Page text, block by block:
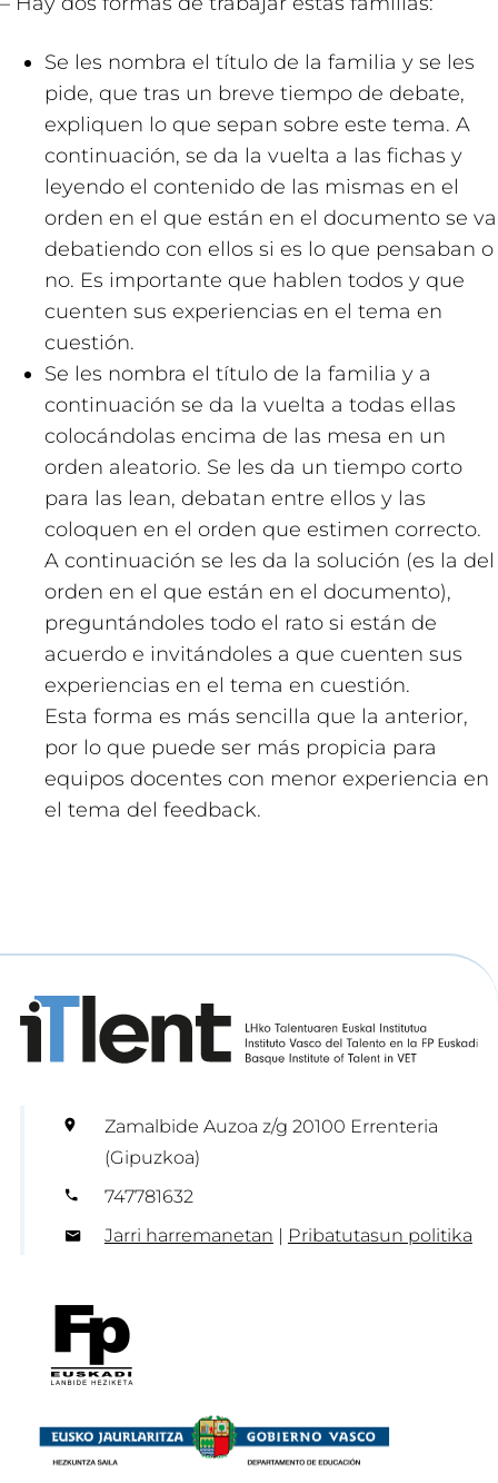
Se les nombra el título de la familia y se les
pide, que tras un breve tiempo de debate,
expliquen lo que sepan sobre este tema. A
continuación, se da la vuelta a las fichas y
leyendo el contenido de las mismas en el
orden en el que están en el documento se va
debatiendo con ellos si es lo que pensaban o
no. Es importante que hablen todos y que
cuenten sus experiencias en el tema en
cuestión.
Se les nombra el título de la familia y a
continuación se da la vuelta a todas ellas
colocándolas encima de las mesa en un
orden aleatorio. Se les da un tiempo corto
para las lean, debatan entre ellos y las
coloquen en el orden que estimen correcto.
A continuación se les da la solución (es la del
orden en el que están en el documento),
preguntándoles todo el rato si están de
acuerdo e invitándoles a que cuenten sus
experiencias en el tema en cuestión.
Esta forma es más sencilla que la anterior,
por lo que puede ser más propicia para
equipos docentes con menor experiencia en
el tema del feedback.
Zamalbide Auzoa z/g 20100 Errenteria
(Gipuzkoa)
747781632
Jarri harremanetan | Pribatutasun politika